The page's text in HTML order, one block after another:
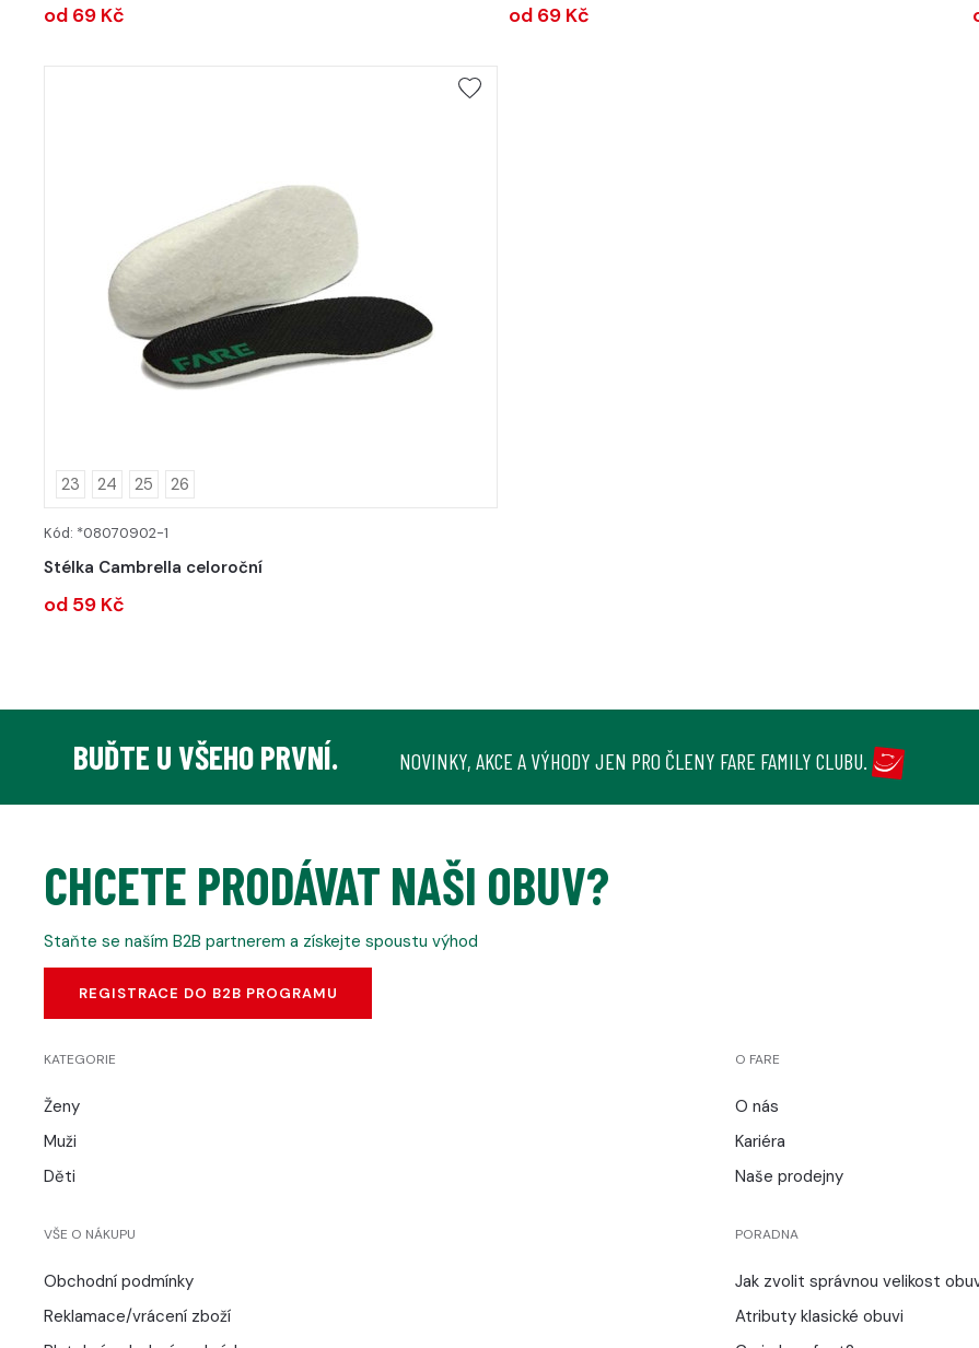
od 69 Kč od 69 Kč
23 24 25 26
Kód: *08070902-1
Stélka Cambrella celoroční
od 59 Kč
BUĎTE U VŠEHO PRVNÍ. NOVINKY, AKCE A VÝHODY JEN PRO ČLENY FARE FAMILY CLUBU.
CHCETE PRODÁVAT NAŠI OBUV?
Staňte se naším B2B partnerem a získejte spoustu výhod
REGISTRACE DO B2B PROGRAMU
KATEGORIE
Ženy
Muži
Děti
O FARE
O nás
Kariéra
Naše prodejny
VŠE O NÁKUPU
Obchodní podmínky
Reklamace/vrácení zboží
PORADNA
Jak zvolit správnou velikost
Atributy klasické obuvi